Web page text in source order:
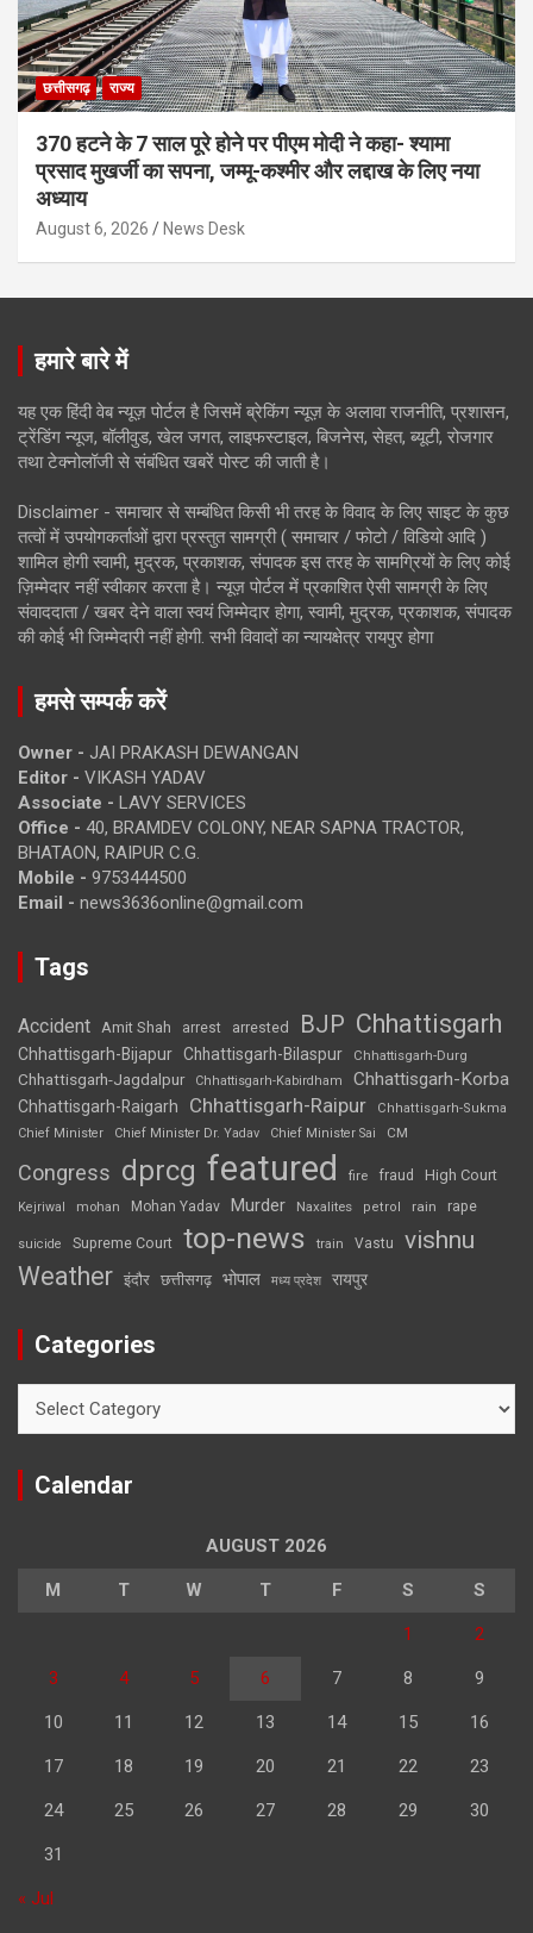
छत्तीसगढ़ राज्य
370 हटने के 7 साल पूरे होने पर पीएम मोदी ने कहा- श्यामा
प्रसाद मुखर्जी का सपना, जम्मू-कश्मीर और लद्दाख के लिए नया
अध्याय
August 6, 2026 News Desk
हमारे बारे में
यह एक हिंदी वेब न्यूज़ पोर्टल है जिसमें ब्रेकिंग न्यूज़ के अलावा राजनीति, प्रशासन,
ट्रेंडिंग न्यूज, बॉलीवुड, खेल जगत, लाइफस्टाइल, बिजनेस, सेहत, ब्यूटी, रोजगार
तथा टेक्नोलॉजी से संबंधित खबरें पोस्ट की जाती है।
Disclaimer - समाचार से सम्बंधित किसी भी तरह के विवाद के लिए साइट के कुछ
तत्वों में उपयोगकर्ताओं द्वारा प्रस्तुत सामग्री ( समाचार / फोटो / विडियो आदि )
शामिल होगी स्वामी, मुद्रक, प्रकाशक, संपादक इस तरह के सामग्रियों के लिए कोई
ज़िम्मेदार नहीं स्वीकार करता है। न्यूज़ पोर्टल में प्रकाशित ऐसी सामग्री के लिए
संवाददाता / खबर देने वाला स्वयं जिम्मेदार होगा, स्वामी, मुद्रक, प्रकाशक, संपादक
की कोई भी जिम्मेदारी नहीं होगी. सभी विवादों का न्यायक्षेत्र रायपुर होगा
हमसे सम्पर्क करें
Owner - JAI PRAKASH DEWANGAN
Editor - VIKASH YADAV
Associate - LAVY SERVICES
Office - 40, BRAMDEV COLONY, NEAR SAPNA TRACTOR,
BHATAON, RAIPUR C.G.
Mobile - 9753444500
Email - news3636online@gmail.com
Tags
Accident Amit Shah arrest arrested BJP Chhattisgarh
Chhattisgarh-Bijapur Chhattisgarh-Bilaspur Chhattisgarh-Durg
Chhattisgarh-Jagdalpur Chhattisgarh-Kabirdham Chhattisgarh-Korba
Chhattisgarh-Raigarh Chhattisgarh-Raipur
Chhattisgarh-Sukma
Chief Minister
Chief Minister Dr. Yadav Chief Minister Sai CM
Congress dprcg featured fire fraud High Court
Kejriwal mohan Mohan Yadav Murder Naxalites petrol rain rape
suicide Supreme Court top-news train Vastu vishnu
Weather इंदौर छत्तीसगढ़ भोपाल मध्य प्रदेश रायपुर
Categories
Calendar
AUGUST 2026
M T W T F S S
1 2
3 4 5 6 7 8 9
10 11 12 13 14 15 16
17 18 19 20 21 22 23
24 25 26 27 28 29 30
31
« Jul